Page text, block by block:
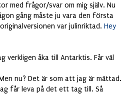
med frågor/svar om mig själv. Nu
gång måste ju vara den första
var julinriktad. Hey
verkligen åka till Antarktis. Får väl
nu? Det är som att jag är mättad.
får leva på det ett tag till. Så